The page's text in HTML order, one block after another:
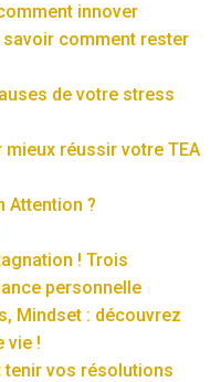
innover
comment rester
de votre stress
réussir votre TEA
Attention ?
! Trois
personnelle
Mindset : découvrez
vie !
tenir vos résolutions